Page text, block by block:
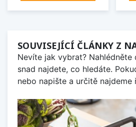
SOUVISEJÍCÍ ČLÁNKY Z
Nevíte jak vybrat? Nahlédněte
snad najdete, co hledáte.
nebo napište a určitě najdeme